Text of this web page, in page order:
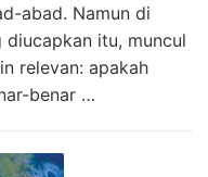
abad. Namun di
itu, muncul
relevan: apakah
benar …